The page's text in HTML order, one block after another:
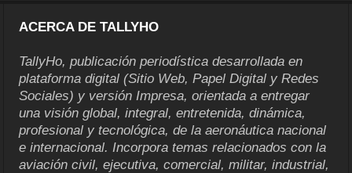
ACERCA DE TALLYHO
TallyHo, publicación periodística desarrollada en
plataforma digital (Sitio Web, Papel Digital y Redes
Sociales) y versión Impresa, orientada a entregar
una visión global, integral, entretenida, dinámica,
profesional y tecnológica, de la aeronáutica nacional
e internacional. Incorpora temas relacionados con la
aviación civil, ejecutiva, comercial, militar, industrial,